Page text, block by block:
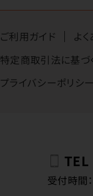
ご利用ガイド よ
特定商取引法に基づ
プライバシーポリシー
TEL
受付時間